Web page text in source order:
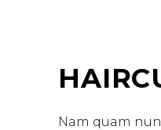
Nam quam